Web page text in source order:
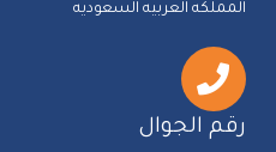
المملكه العربيه السعوديه
رقم الجوال